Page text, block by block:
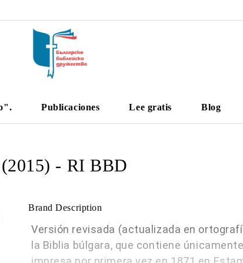
Publicaciones Lee gratis Blog
- RI BBD
Brand Description
Versión revisada (actualizada en
la Biblia búlgara, que contiene